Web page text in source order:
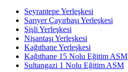
Seyrantepe Yerleşkesi
Sarıyer Çayırbaşı Yerleşkesi
Şişli Yerleşkesi
Nişantaşı Yerleşkesi
Kağıthane Yerleşkesi
Kağıthane 15 Nolu Eğitim ASM
Sultangazi 1 Nolu Eğitim ASM